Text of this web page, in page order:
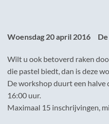
Woensdag 20 april 2016 De
Wilt u ook betoverd raken
die pastel biedt, dan is deze
De workshop duurt een halve
16:00 uur.
Maximaal 15 inschrijvingen,